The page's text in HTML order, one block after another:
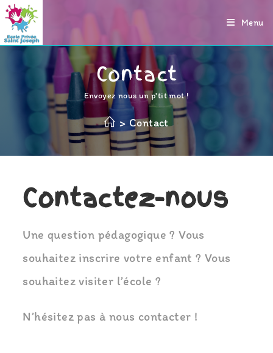
Menu
Contact
Envoyez nous un p'tit mot !
> Contact
Contactez-nous
Une question pédagogique ? Vous
souhaitez inscrire votre enfant ? Vous
souhaitez visiter l’école ?
N’hésitez pas à nous contacter !